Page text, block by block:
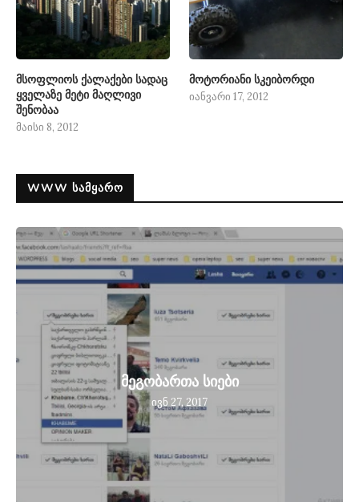
მსოფლიოს ქალაქები სადაც
ყველაზე მეტი მაღლივი
შენობაა
მაისი 8, 2012
მოტორიანი სკეიბორდი
იანვარი 17, 2012
WWW ᲡᲐᲛᲧᲐᲠᲝ
მეგობართა სიები
ივნ 27, 2017